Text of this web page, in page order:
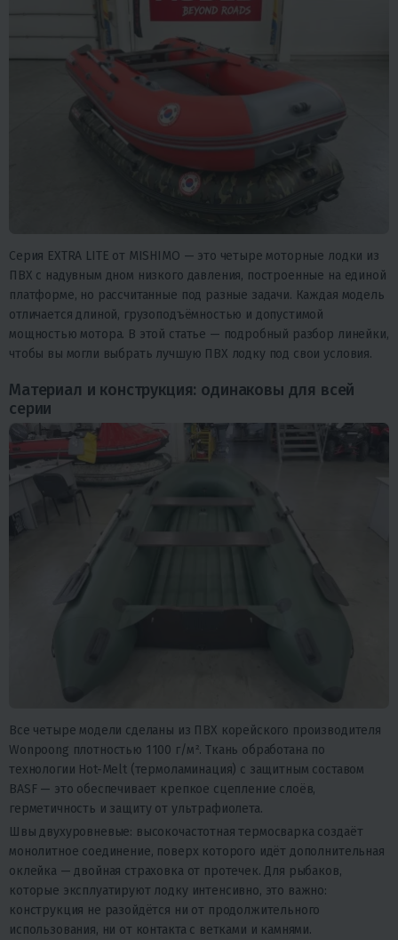
Серия EXTRA LITE от MISHIMO — это четыре моторные лодки из
ПВХ с надувным дном низкого давления, построенные на единой
платформе, но рассчитанные под разные задачи. Каждая модель
отличается длиной, грузоподъёмностью и допустимой
мощностью мотора. В этой статье — подробный разбор линейки,
чтобы вы могли выбрать лучшую ПВХ лодку под свои условия.
Материал и конструкция: одинаковы для всей
серии
Все четыре модели сделаны из ПВХ корейского производителя
Wonpoong плотностью 1100 г/м². Ткань обработана по
технологии Hot-Melt (термоламинация) с защитным составом
BASF — это обеспечивает крепкое сцепление слоёв,
герметичность и защиту от ультрафиолета.
Швы двухуровневые: высокочастотная термосварка создаёт
монолитное соединение, поверх которого идёт дополнительная
оклейка — двойная страховка от протечек. Для рыбаков,
которые эксплуатируют лодку интенсивно, это важно:
конструкция не разойдётся ни от продолжительного
использования, ни от контакта с ветками и камнями.